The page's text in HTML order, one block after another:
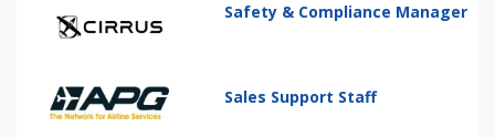
Safety & Compliance Manager
Sales Support Staff